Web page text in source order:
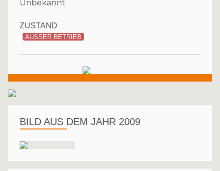
Unbekannt
ZUSTAND
AUSSER BETRIEB
BILD AUS DEM JAHR 2009